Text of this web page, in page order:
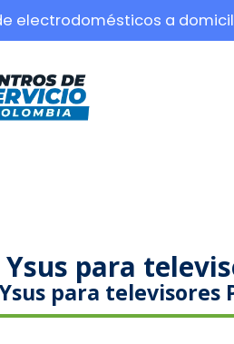
electrodomésticos a
Ysus para
para televisores